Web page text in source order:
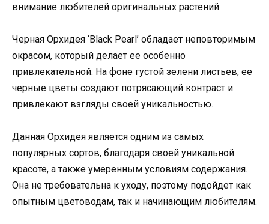
внимание любителей оригинальных растений.
Черная Орхидея ‘Black Pearl’ обладает неповторимым
окрасом, который делает ее особенно
привлекательной. На фоне густой зелени листьев, ее
черные цветы создают потрясающий контраст и
привлекают взгляды своей уникальностью.
Данная Орхидея является одним из самых
популярных сортов, благодаря своей уникальной
красоте, а также умеренным условиям содержания.
Она не требовательна к уходу, поэтому подойдет как
опытным цветоводам, так и начинающим любителям.